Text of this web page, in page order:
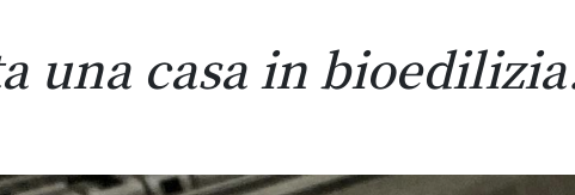
una casa in